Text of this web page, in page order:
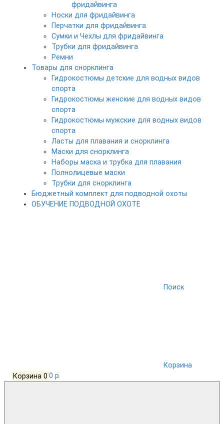
фридайвинга
Носки для фридайвинга
Перчатки для фридайвинга
Сумки и Чехлы для фридайвинга
Трубки для фридайвинга
Ремни
Товары для снорклинга
Гидрокостюмы детские для водных видов
спорта
Гидрокостюмы женские для водных видов
спорта
Гидрокостюмы мужские для водных видов
спорта
Ласты для плавания и снорклинга
Маски для снорклинга
Наборы маска и трубка для плавания
Полнолицевые маски
Трубки для снорклинга
Бюджетный комплект для подводной охоты
ОБУЧЕНИЕ ПОДВОДНОЙ ОХОТЕ
Поиск
Корзина
Корзина 0 0 р.